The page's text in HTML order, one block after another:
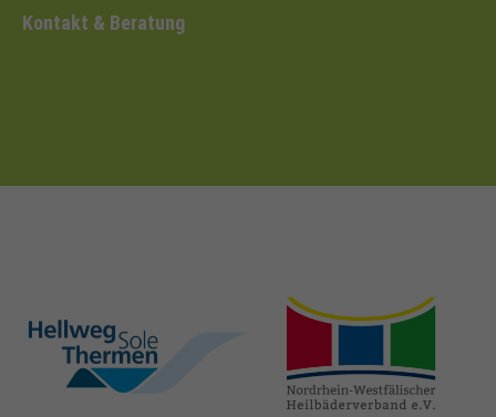
Kontakt & Beratung
hellweg-sole-
thermen.de
heilbaeder.de